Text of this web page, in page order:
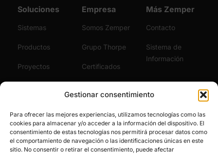
Gestionar consentimiento
Para ofrecer las mejores experiencias, utilizamos tecnologías como las
cookies para almacenar y/o acceder a la información del dispositivo. El
consentimiento de estas tecnologías nos permitirá procesar datos como
el comportamiento de navegación o las identificaciones únicas en este
sitio. No consentir o retirar el consentimiento, puede afectar
Soluciones
Sistemas
Productos
Proyectos
Empresa
Somos Zemper
Grupo Thorpe
Certificados
Únete al Equipo
Más Zemper
Contacto
Sistema de
Información